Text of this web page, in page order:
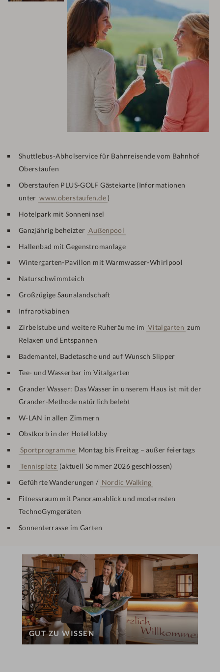
Shuttlebus-Abholservice für Bahnreisende vom Bahnhof
Oberstaufen
Oberstaufen PLUS-GOLF Gästekarte (Informationen
unter www.oberstaufen.de)
Hotelpark mit Sonneninsel
Ganzjährig beheizter Außenpool
Hallenbad mit Gegenstromanlage
Wintergarten-Pavillon mit Warmwasser-Whirlpool
Naturschwimmteich
Großzügige Saunalandschaft
Infrarotkabinen
Zirbelstube und weitere Ruheräume im Vitalgarten zum
Relaxen und Entspannen
Bademantel, Badetasche und auf Wunsch Slipper
Tee- und Wasserbar im Vitalgarten
Grander Wasser: Das Wasser in unserem Haus ist mit der
Grander-Methode natürlich belebt
W-LAN in allen Zimmern
Obstkorb in der Hotellobby
Sportprogramme Montag bis Freitag – außer feiertags
Tennisplatz (aktuell Sommer 2026 geschlossen)
Geführte Wanderungen / Nordic Walking
Fitnessraum mit Panoramablick und modernsten
TechnoGymgeräten
Sonnenterrasse im Garten
GUT ZU WISSEN